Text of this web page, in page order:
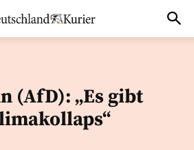
(AfD): „Es gibt